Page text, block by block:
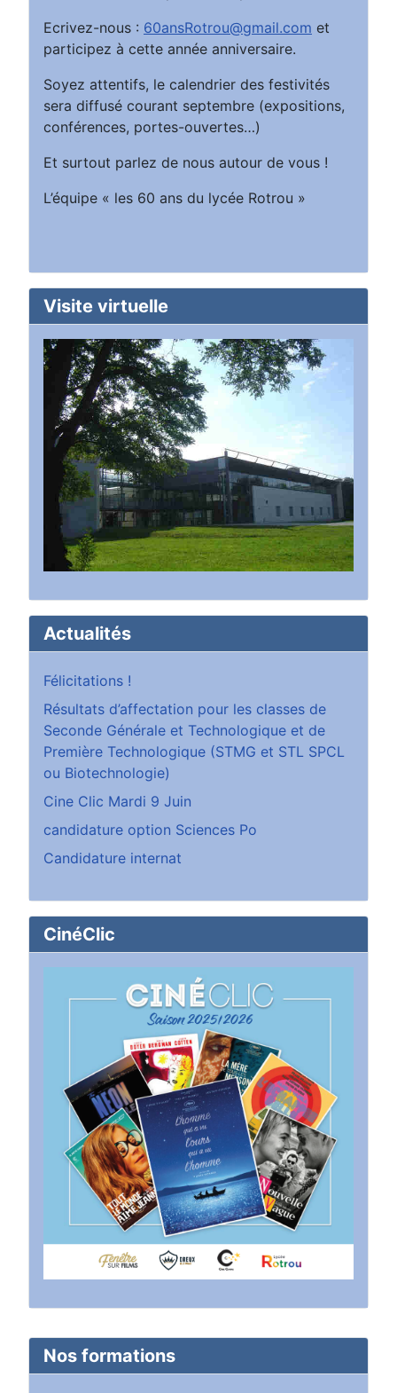
Nos formations
Ecrivez-nous : 60ansRotrou@gmail.com et
participez à cette année anniversaire.
Soyez attentifs, le calendrier des festivités
sera diffusé courant septembre (expositions,
conférences, portes-ouvertes…)
Et surtout parlez de nous autour de vous !
L’équipe « les 60 ans du lycée Rotrou »
Visite virtuelle
Actualités
Félicitations !
Résultats d’affectation pour les classes de
Seconde Générale et Technologique et de
Première Technologique (STMG et STL SPCL
ou Biotechnologie)
Cine Clic Mardi 9 Juin
candidature option Sciences Po
Candidature internat
CinéClic